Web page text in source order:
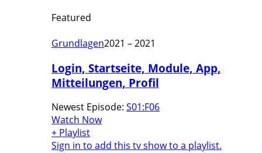
Featured
Grundlagen2021 – 2021
Login, Startseite, Module, App,
Mitteilungen, Profil
Newest Episode: S01:F06
Watch Now
+ Playlist
Sign in to add this tv show to a playlist.